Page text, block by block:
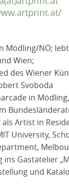
Mödling/NÖ;
Wien;
des Wiener
Svoboda
in
als Artist in
University,
ins Gastatelier
und